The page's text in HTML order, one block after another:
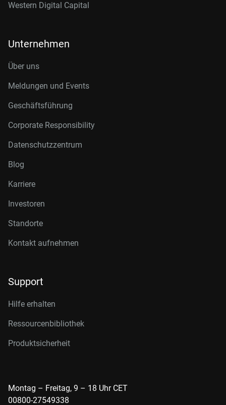
Western Digital Capital
Unternehmen
Über uns
Meldungen und Events
Geschäftsführung
Corporate Responsibility
Datenschutzzentrum
Blog
Karriere
Investoren
Standorte
Kontakt aufnehmen
Support
Hilfe erhalten
Ressourcenbibliothek
Produktsicherheit
Montag – Freitag, 9 – 18 Uhr CET
00800-27549338